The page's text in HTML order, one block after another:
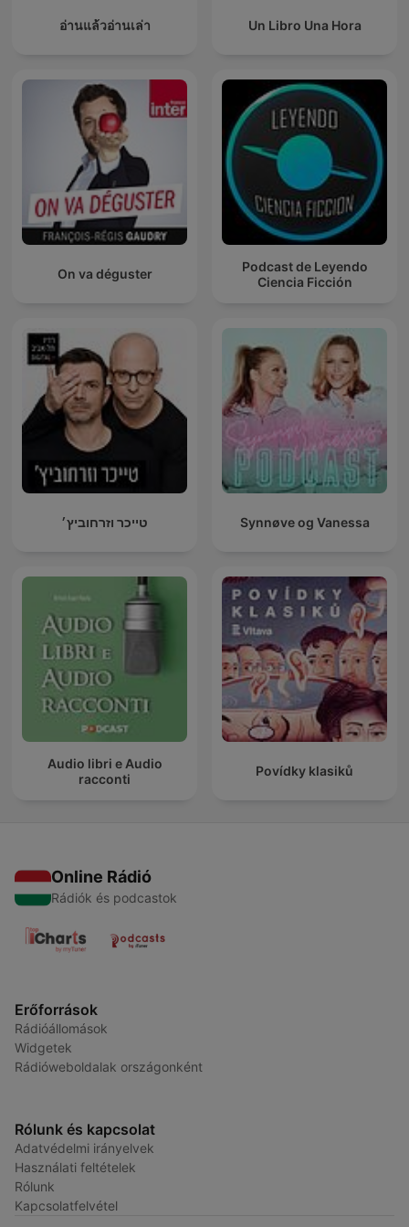
อ่านแล้วอ่านเล่า Un Libro Una Hora
On va déguster
Podcast de Leyendo
Ciencia Ficción
טייכר וזרחוביץ׳ Synnøve og Vanessa
Audio libri e Audio
racconti
Povídky klasiků
Online Rádió
Rádiók és podcastok
Erőforrások
Rádióállomások
Widgetek
Rádióweboldalak országonként
Rólunk és kapcsolat
Adatvédelmi irányelvek
Használati feltételek
Rólunk
Kapcsolatfelvétel